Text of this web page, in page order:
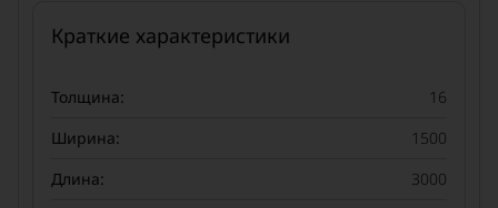
Краткие характеристики
Толщина:
16
Ширина:
1500
Длина:
3000